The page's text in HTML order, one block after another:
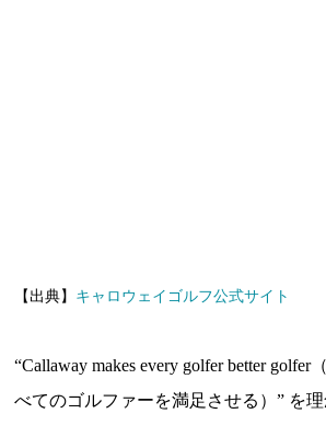
【出典】 キャロウェイゴルフ公式サイト
“Callaway makes every golfer better
べてのゴルファーを満足させる）” を